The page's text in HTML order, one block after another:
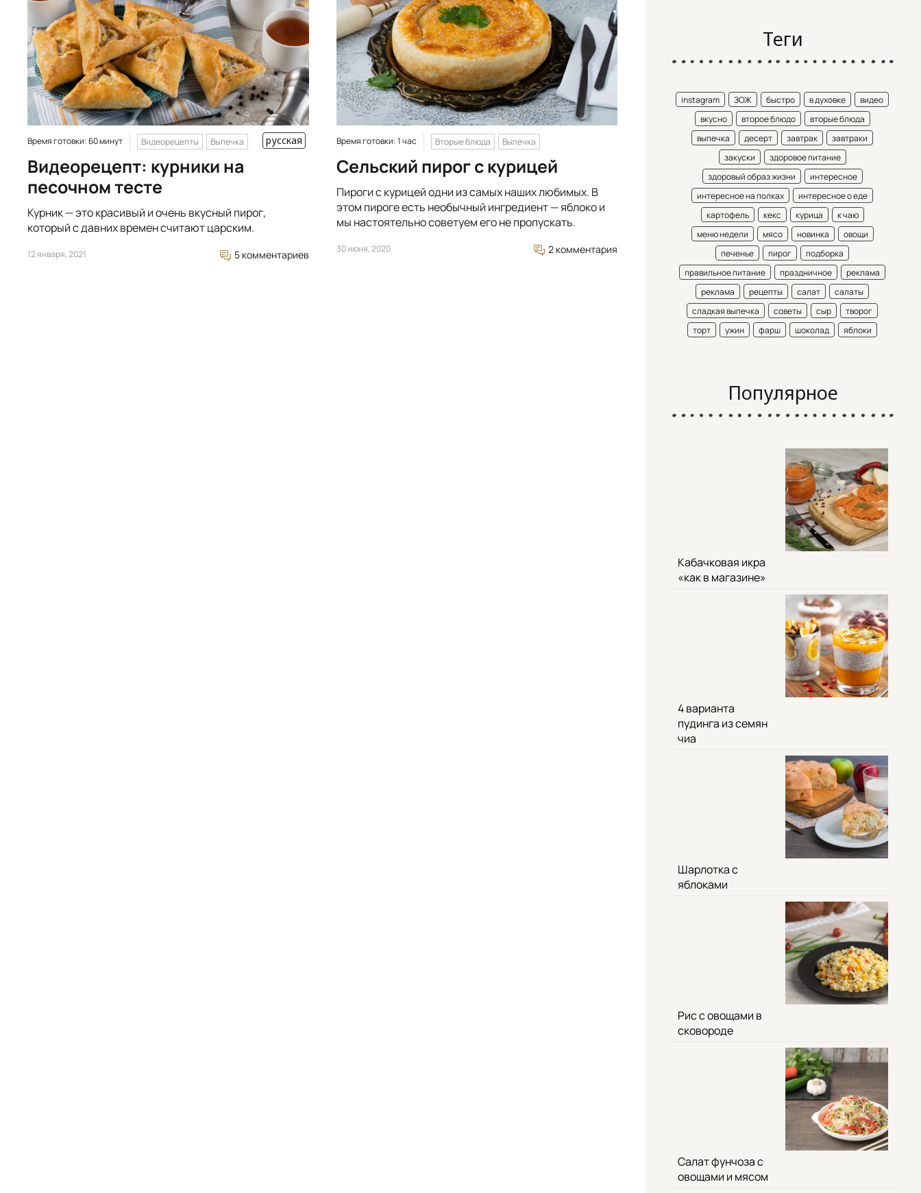
Время готовки: 60 минут Видеорецепты Выпечка русская
Видеорецепт: курники на
песочном тесте
Курник — это красивый и очень вкусный пирог,
который с давних времен считают царским.
12 января, 2021 5 комментариев
Время готовки: 1 час Вторые блюда Выпечка
Сельский пирог с курицей
Пироги с курицей одни из самых наших любимых. В
этом пироге есть необычный ингредиент — яблоко и
мы настоятельно советуем его не пропускать.
30 июня, 2020 2 комментария
Теги
instagram ЗОЖ быстро в духовке
видео
вкусно
второе блюдо
вторые блюда
выпечка
десерт завтрак
завтраки
закуски
здоровое питание
здоровый образ жизни
интересное
интересное на полках
интересное о еде
картофель
кекс курица
к чаю
меню недели
мясо новинка
овощи
печенье
пирог
подборка
правильное питание
праздничное
реклама
реклама
рецепты салат
салаты
сладкая выпечка
советы сыр
творог
торт
ужин фарш шоколад яблоки
Популярное
Кабачковая икра
«как в магазине»
4 варианта
пудинга из семян
чиа
Шарлотка с
яблоками
Рис с овощами в
сковороде
Салат фунчоза с
овощами и мясом